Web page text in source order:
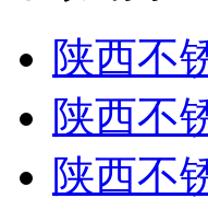
陕西不
陕西不
陕西不